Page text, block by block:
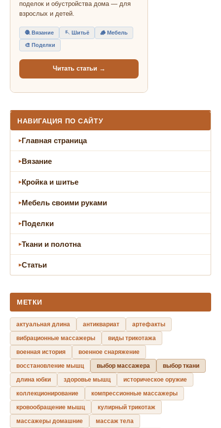
поделок и обустройства дома — для
взрослых и детей.
🧶 Вязание 🪡 Шитьё 🪵 Мебель
🎨 Поделки
Читать статьи →
НАВИГАЦИЯ ПО САЙТУ
Главная страница
Вязание
Кройка и шитье
Мебель своими руками
Поделки
Ткани и полотна
Статьи
МЕТКИ
актуальная длина антиквариат
артефакты
вибрационные массажеры
виды трикотажа
военная история
военное снаряжение
восстановление мышц
выбор массажера
выбор ткани
длина юбки
здоровье мышц
историческое оружие
коллекционирование
компрессионные массажеры
кровообращение мышц
кулирный трикотаж
массажеры домашние
массаж тела